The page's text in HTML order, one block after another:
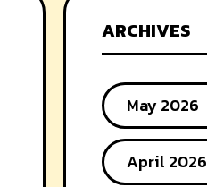
ARCHIVES
May 2026
April 2026